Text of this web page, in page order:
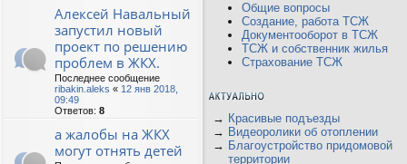
Алексей Навальный
запустил новый
проект по решению
проблем в ЖКХ.
Последнее сообщение
ribakin.aleks « 12 янв 2018,
09:49
Ответов: 8
а жалобы на ЖКХ
могут отнять детей
Общие вопросы
Создание, работа ТСЖ
Документооборот в ТСЖ
ТСЖ и собственник жилья
Страхование ТСЖ
→ Красивые подъезды
→ Видеоролики об отоплении
→ Благоустройство придомовой
территории